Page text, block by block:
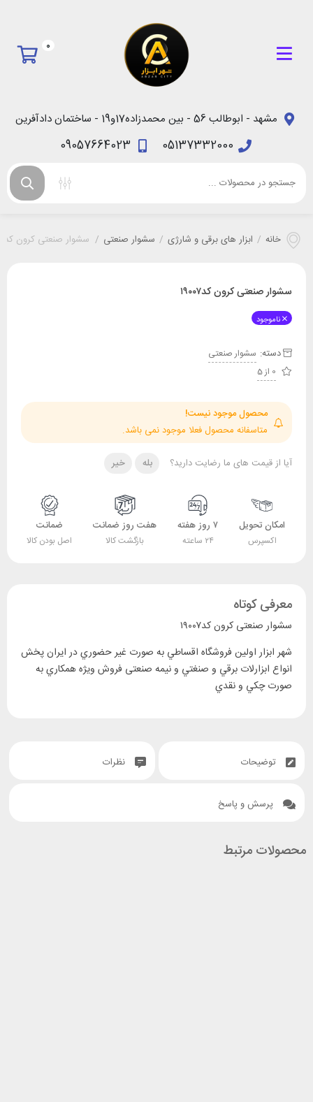
0
مشهد - ابوطالب 56 - بین محمدزاده17و19 - ساختمان دادآفرین
05137332000
09057664023
خانه / ابزار های برقی و شارژی / سشوار صنعتی / سشوار صنعتی کرون کد۱۹۰۰۷
سشوار صنعتی کرون کد۱۹۰۰۷
ناموجود
دسته: سشوار صنعتی
0 از 5
محصول موجود نیست!
متاسفانه محصول فعلا موجود نمی باشد.
آیا از قیمت های ما رضایت دارید؟ بله خیر
امکان تحویل
اکسپرس
۷ روز هفته
۲۴ ساعته
هفت روز ضمانت
بازگشت کالا
ضمانت
اصل بودن کالا
معرفی کوتاه
سشوار صنعتی کرون کد۱۹۰۰۷
‎شهر ابزار اولين فروشگاه اقساطي به صورت غير حضوري در ايران پخش
انواع ابزارلات برقي و صنغتي و نيمه صنعتی فروش ويژه همکاري به
صورت چکي و نقدي
توضیحات نظرات
پرسش و پاسخ
محصولات مرتبط